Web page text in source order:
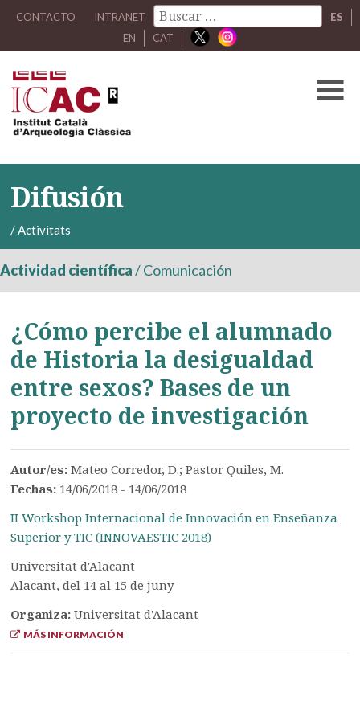
CONTACTO INTRANET
ES
EN
CAT
Difusión
/Activitats
Actividad científica/Comunicación
¿Cómo percibe el alumnado
de Historia la desigualdad
entre sexos? Bases de un
proyecto de investigación
Autor/es:Mateo Corredor, D.; Pastor Quiles, M.
Fechas: 14/06/2018 - 14/06/2018
II Workshop Internacional de Innovación en Enseñanza
Superior y TIC (INNOVAESTIC 2018)
Universitat d'Alacant
Alacant, del 14 al 15 de juny
Organiza:Universitat d'Alacant
MÁS INFORMACIÓN